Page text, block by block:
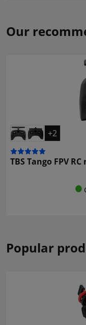
Our
+2
TBS Tango FPV
Popular